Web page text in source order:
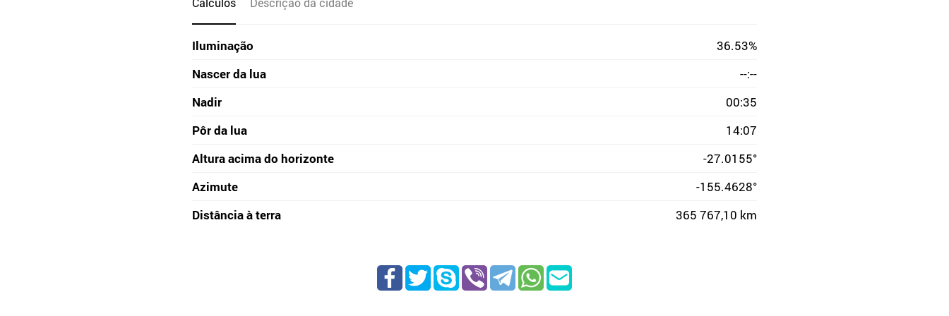
Iluminação
36.53%
Nascer da lua
--:--
Nadir
00:35
Pôr da lua
14:07
Altura acima do horizonte
-27.0155°
Azimute
-155.4628°
Distância à terra
365 767,10 km